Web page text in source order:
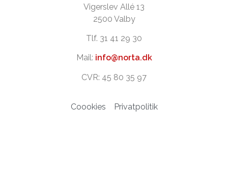
Vigerslev Allé 13
2500 Valby
Tlf. 31 41 29 30
Mail: info@norta.dk
CVR: 45 80 35 97
Coookies Privatpolitik